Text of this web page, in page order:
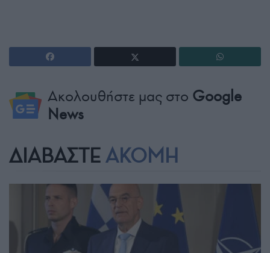
Ακολουθήστε μας στο Google
News
ΔΙΑΒΑΣΤΕ ΑΚΟΜΗ